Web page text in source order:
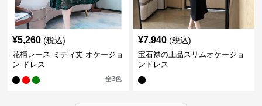
¥5,260 (税込)
花柄レース ミディ丈 オケージョ
ン ドレス
全3色
¥7,940 (税込)
宝石襟の上品スリムオケージョ
ンドレス